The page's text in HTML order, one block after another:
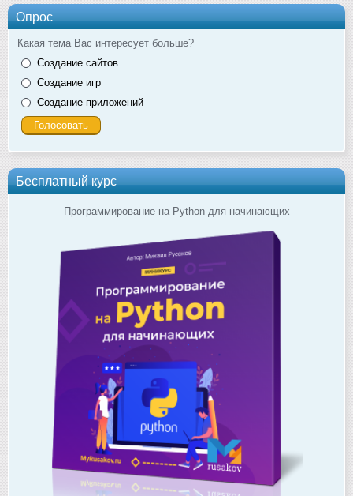
Опрос
Какая тема Вас интересует больше?
Создание сайтов
Создание игр
Создание приложений
Бесплатный курс
Программирование на Python для начинающих